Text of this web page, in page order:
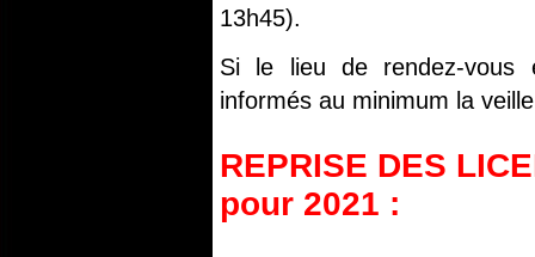
13h45).
Si le lieu de rendez-vous
informés au minimum la
REPRISE DES
pour 2021 :